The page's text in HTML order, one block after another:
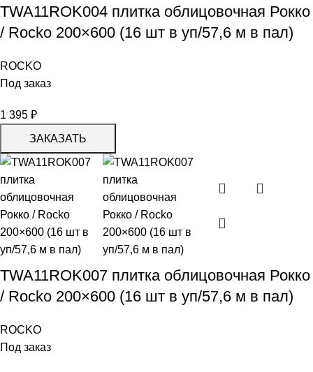
TWA11ROK004 плитка облицовочная Рокко
/ Rocko 200×600 (16 шт в уп/57,6 м в пал)
ROCKO
Под заказ
1 395 ₽
ЗАКАЗАТЬ
TWA11ROK007 плитка облицовочная Рокко
/ Rocko 200×600 (16 шт в уп/57,6 м в пал)
ROCKO
Под заказ